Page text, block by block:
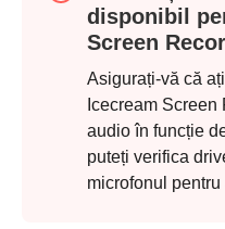
Pasul 4.
disponibil
Screen
Asigurați-vă că
Icecream Screen
audio în funcție
puteți verifica
microfonul